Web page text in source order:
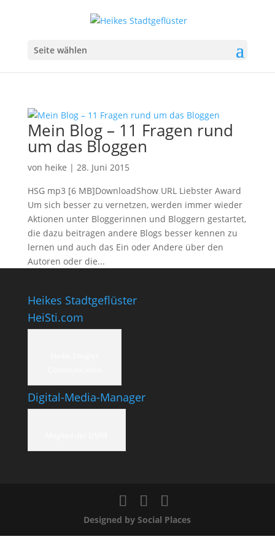
Seite wählen
Mein Blog – 11 Fragen rund
um das Bloggen
von heike | 28. Juni 2015
HSG mp3 [6 MB]DownloadShow URL Liebster Award
Um sich besser zu vernetzen, werden immer wieder
Aktionen unter Bloggerinnen und Bloggern gestartet,
die dazu beitragen andere Blogs besser kennen zu
lernen und auch das Ein oder Andere über den
Autoren oder die...
Heikes Stadtgeflüster
HeiSti.com
Digital-Media-Manager
Designed by Social Places